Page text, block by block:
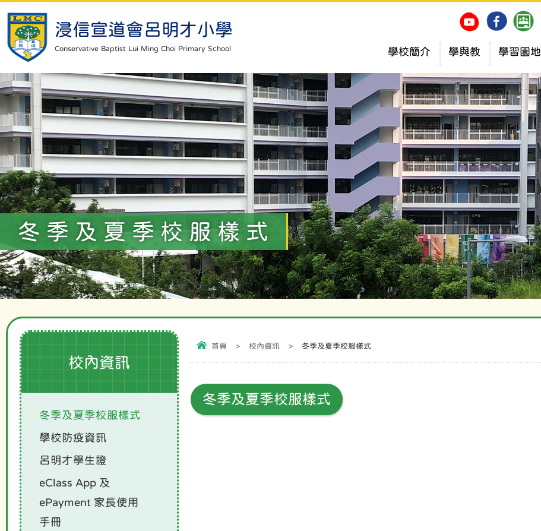
浸信宣道會呂明才小學
Conservative Baptist Lui Ming Choi Primary School 學校簡介 學與教 學習園地
冬季及夏季校服樣式
首頁 > 校內資訊 > 冬季及夏季校服樣式
冬季及夏季校服樣式
校內資訊
冬季及夏季校服樣式
學校防疫資訊
呂明才學生證
eClass App 及
ePayment 家長使用
手冊